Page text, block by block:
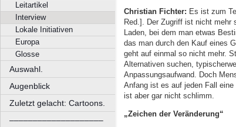
Leitartikel
Interview
Lokale Initiativen
Europa
Glosse
Auswahl.
Augenblick
Zuletzt gelacht: Cartoons.
––––––––––––––––––––
Christian Fichter: Es ist zum
Red.]. Der Zugriff ist nicht
Laden, bei dem man etwas
das man durch den Kauf eines
geht auf einmal so nicht mehr.
Alternativen suchen,
Anpassungsaufwand. Doch
Anfang ist es auf jeden Fall
ist aber gar nicht schlimm.
„Zeichen der Veränderung“